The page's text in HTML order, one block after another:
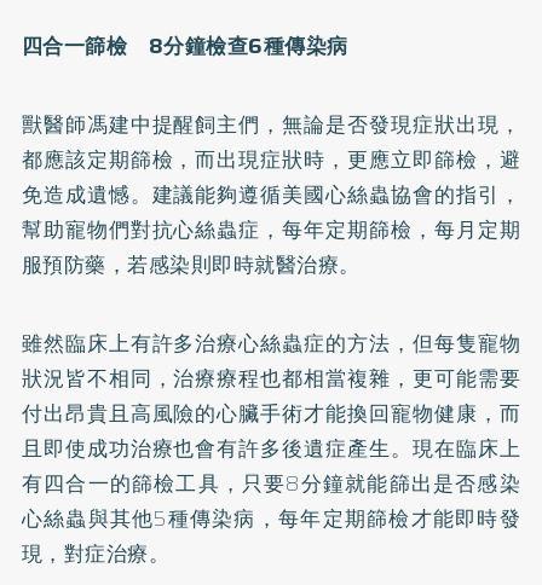
四合一篩檢 8分鐘檢查6種傳染病
獸醫師馮建中提醒飼主們，無論是否發現症狀出現，
都應該定期篩檢，而出現症狀時，更應立即篩檢，避
免造成遺憾。建議能夠遵循美國心絲蟲協會的指引，
幫助寵物們對抗心絲蟲症，每年定期篩檢，每月定期
服預防藥，若感染則即時就醫治療。
雖然臨床上有許多治療心絲蟲症的方法，但每隻寵物
狀況皆不相同，治療療程也都相當複雜，更可能需要
付出昂貴且高風險的心臟手術才能換回寵物健康，而
且即使成功治療也會有許多後遺症產生。現在臨床上
有四合一的篩檢工具，只要8分鐘就能篩出是否感染
心絲蟲與其他5種傳染病，每年定期篩檢才能即時發
現，對症治療。